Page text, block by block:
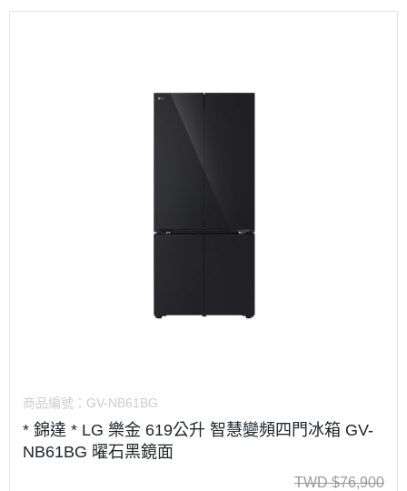
商品編號： GV-NB61BG
* 錦達 * LG 樂金 619公升 智慧變頻四門冰箱 GV-
NB61BG 曜石黑鏡面
TWD $76,900